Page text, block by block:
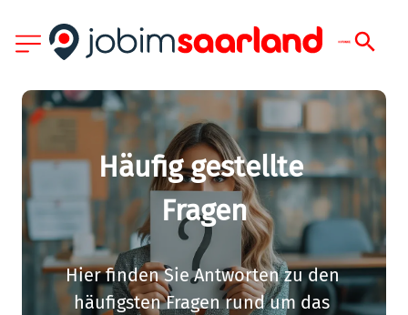
Häufig gestellte
Fragen
Hier finden Sie Antworten zu den
häufigsten Fragen rund um das